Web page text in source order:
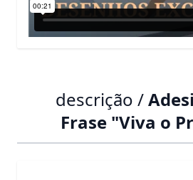
descrição /
Frase "Viva o